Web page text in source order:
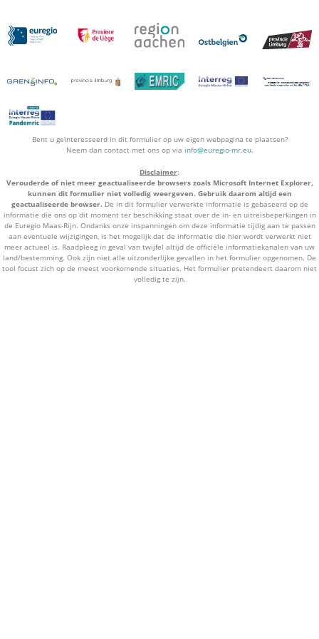
Bent u geïnteresseerd in dit formulier op uw eigen webpagina te plaatsen?
Neem dan contact met ons op via info@euregio-mr.eu.
Disclaimer:
Verouderde of niet meer geactualiseerde browsers zoals Microsoft Internet Explorer,
kunnen dit formulier niet volledig weergeven. Gebruik daarom altijd een
geactualiseerde browser. De in dit formulier verwerkte informatie is gebaseerd op de
informatie die ons op dit moment ter beschikking staat over de in- en uitreisbeperkingen in
de Euregio Maas-Rijn. Ondanks onze inspanningen om deze informatie tijdig aan te passen
aan eventuele wijzigingen, is het mogelijk dat de informatie die hier wordt verwerkt niet
meer actueel is. Raadpleeg in geval van twijfel altijd de officiële informatiekanalen van uw
land/bestemming. Ook zijn niet alle uitzonderlijke gevallen in het formulier opgenomen. De
tool focust zich op de meest voorkomende situaties. Het formulier pretendeert daarom niet
volledig te zijn.